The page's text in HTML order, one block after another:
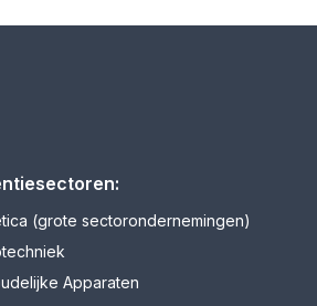
(grote sectorondernemingen)
Apparaten